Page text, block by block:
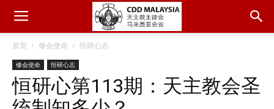
首页 修会使命 恒研心志
修会使命 恒研心志
恒研心第113期：天主教会圣